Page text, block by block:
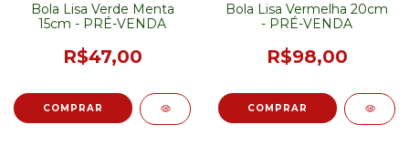
Bola Lisa Verde Menta
15cm - PRÉ-VENDA
R$47,00
Bola Lisa Vermelha 20cm
- PRÉ-VENDA
R$98,00